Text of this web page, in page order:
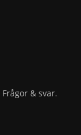
Frågor & svar.